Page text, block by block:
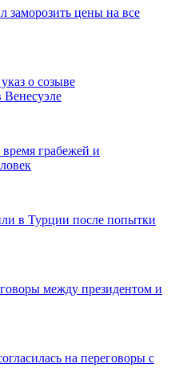
заморозить цены на все
о созыве
Венесуэле
грабежей и
в Турции после попытки
между президентом и
на переговоры с